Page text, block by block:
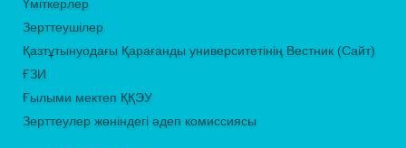
Үміткерлер
Зерттеушілер
Қазтұтынуодағы Қарағанды университетінің Вестник (Сайт)
ҒЗИ
Ғылыми мектеп ҚҚЭУ
Зерттеулер жөніндегі әдеп комиссиясы